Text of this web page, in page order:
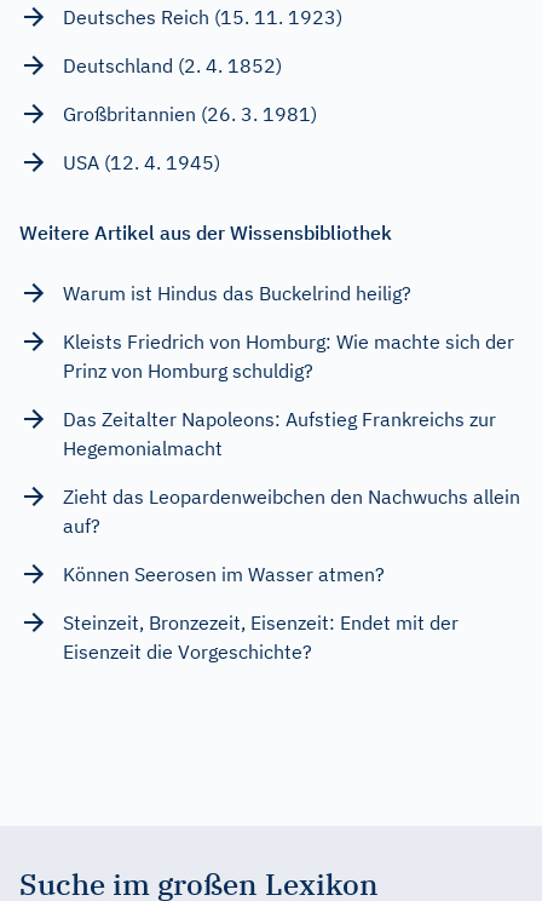
Deutsches Reich (15. 11. 1923)
Deutschland (2. 4. 1852)
Großbritannien (26. 3. 1981)
USA (12. 4. 1945)
Weitere Artikel aus der Wissensbibliothek
Warum ist Hindus das Buckelrind heilig?
Kleists Friedrich von Homburg: Wie machte sich der
Prinz von Homburg schuldig?
Das Zeitalter Napoleons: Aufstieg Frankreichs zur
Hegemonialmacht
Zieht das Leopardenweibchen den Nachwuchs allein
auf?
Können Seerosen im Wasser atmen?
Steinzeit, Bronzezeit, Eisenzeit: Endet mit der
Eisenzeit die Vorgeschichte?
Suche im großen Lexikon